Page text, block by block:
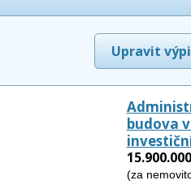
Upravit
budova
(za